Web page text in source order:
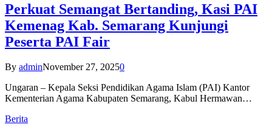
Perkuat Semangat Bertanding, Kasi PAI
Kemenag Kab. Semarang Kunjungi
Peserta PAI Fair
By adminNovember 27, 20250
Ungaran – Kepala Seksi Pendidikan Agama Islam (PAI) Kantor
Kementerian Agama Kabupaten Semarang, Kabul Hermawan…
Berita